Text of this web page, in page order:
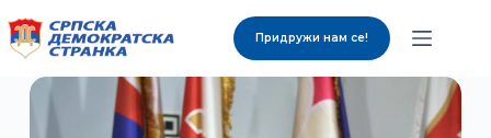
О нама
Органи странке
Придружи нам се!